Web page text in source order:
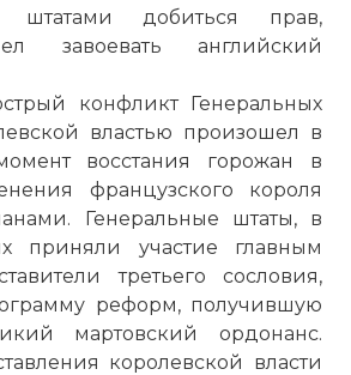
штатами добиться прав,
завоевать английский
конфликт Генеральных
властью произошел в
восстания горожан в
французского короля
Генеральные штаты, в
приняли участие главным
третьего сословия,
реформ, получившую
мартовский ордонанс.
королевской власти
штаты — высший орган
дворянства, горожан) в
Франции и Нидерландах.
Генеральных штатов
с ростом городов,
социальных противоречий
что вызывало
укрепления
(создавалась